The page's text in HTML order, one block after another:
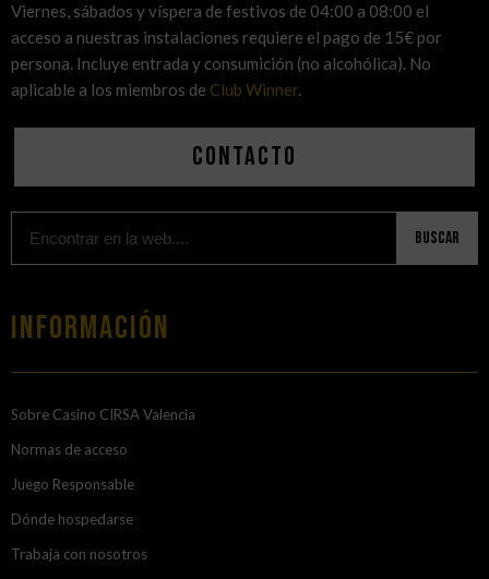
Viernes, sábados y víspera de festivos de 04:00 a 08:00 el
acceso a nuestras instalaciones requiere el pago de 15€ por
persona. Incluye entrada y consumición (no alcohólica). No
aplicable a los miembros de Club Winner.
Contacto
Buscar
Información
Sobre Casino CIRSA Valencia
Normas de acceso
Juego Responsable
Dónde hospedarse
Trabaja con nosotros